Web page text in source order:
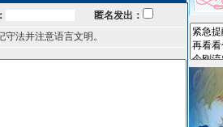
匿名发出：
守法并注意语言文明。